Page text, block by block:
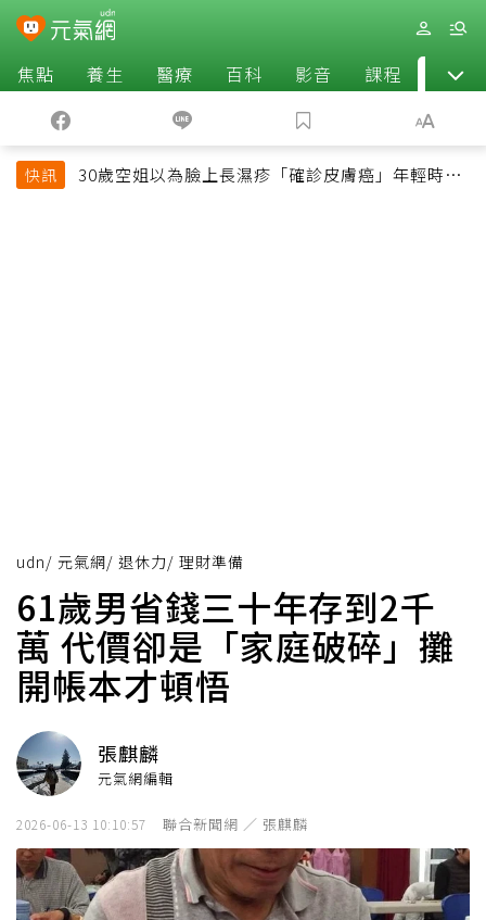
焦點 養生 醫療 百科 影音 課程 退休
快訊
30歲空姐以為臉上長濕疹「確診皮膚癌」年輕時一
udn/ 元氣網/ 退休力/ 理財準備
61歲男省錢三十年存到2千
萬 代價卻是「家庭破碎」攤
開帳本才頓悟
張麒麟
元氣網編輯
2026-06-13 10:10:57 聯合新聞網 ／ 張麒麟